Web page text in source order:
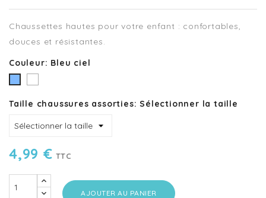
Chaussettes hautes pour votre enfant : confortables,
douces et résistantes.
Couleur: Bleu ciel
Bleu
Taille chaussures assorties: Sélectionner la taille
4,99 € TTC
AJOUTER AU PANIER